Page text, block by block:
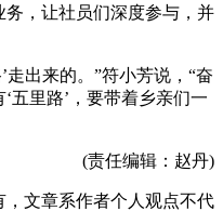
，让社员们深度参与，并
出来的。”符小芳说，“奋
五里路’，要带着乡亲们一
(责任编辑：赵丹)
文章系作者个人观点不代